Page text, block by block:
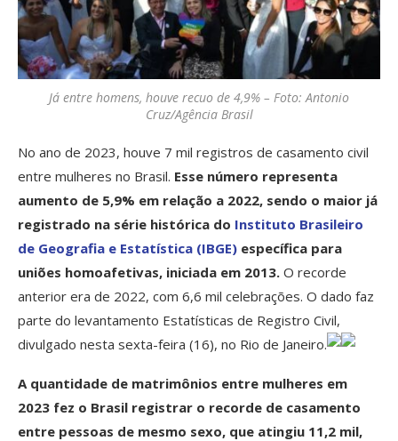
Já entre homens, houve recuo de 4,9% – Foto: Antonio
Cruz/Agência Brasil
No ano de 2023, houve 7 mil registros de casamento civil
entre mulheres no Brasil. Esse número representa
aumento de 5,9% em relação a 2022, sendo o maior já
registrado na série histórica do Instituto Brasileiro
de Geografia e Estatística (IBGE) específica para
uniões homoafetivas, iniciada em 2013. O recorde
anterior era de 2022, com 6,6 mil celebrações. O dado faz
parte do levantamento Estatísticas de Registro Civil,
divulgado nesta sexta-feira (16), no Rio de Janeiro.
A quantidade de matrimônios entre mulheres em
2023 fez o Brasil registrar o recorde de casamento
entre pessoas de mesmo sexo, que atingiu 11,2 mil,